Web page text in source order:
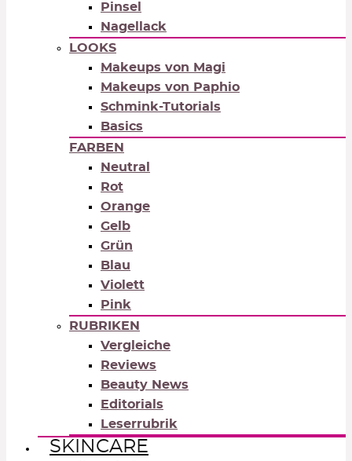
Pinsel
Nagellack
LOOKS
Makeups von Magi
Makeups von Paphio
Schmink-Tutorials
Basics
FARBEN
Neutral
Rot
Orange
Gelb
Grün
Blau
Violett
Pink
RUBRIKEN
Vergleiche
Reviews
Beauty News
Editorials
Leserrubrik
SKINCARE